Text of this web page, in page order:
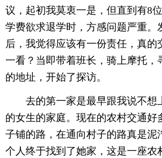
议，起初我莫衷一是，但直到有8
学费欲求退学时，方感问题严重。
后，我觉得应该有一份责任，真的
一看？当即带着班长，骑上摩托，
的地址，开始了探访。
去的第一家是最早跟我说不想
的女生的家庭。现在的农村交通好
子铺的路，在通向村子的路真是泥
个人终于找到了她家，这是一座农